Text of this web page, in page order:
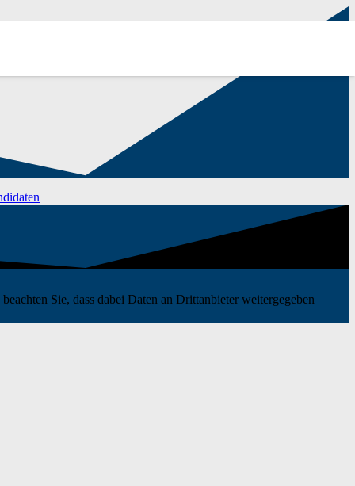
Sie, dass dabei Daten an Drittanbieter weitergegeben